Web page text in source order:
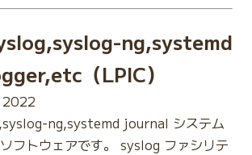
ng,systemd
（LPIC）
ng,systemd journal システム
フトウェアです。 syslog ファシリテ